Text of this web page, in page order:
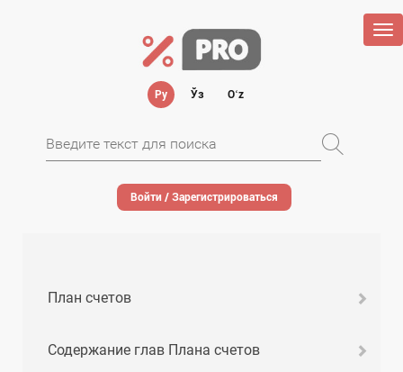
Ру Ўз Oʻz
Войти / Зарегистрироваться
План счетов
Содержание глав Плана счетов